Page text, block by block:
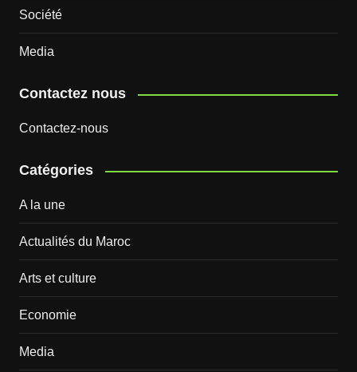
Société
Media
Contactez nous
Contactez-nous
Catégories
A la une
Actualités du Maroc
Arts et culture
Economie
Media